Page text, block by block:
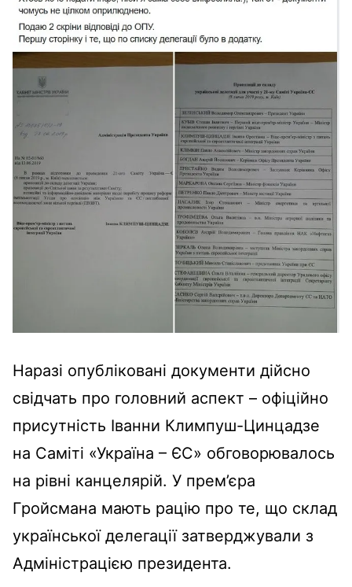
Наразі опубліковані документи дійсно
свідчать про головний аспект – офіційно
присутність Іванни Климпуш-Цинцадзе
на Саміті «Україна – ЄС» обговорювалось
на рівні канцелярій. У прем’єра
Гройсмана мають рацію про те, що склад
української делегації затверджували з
Адміністрацією президента.